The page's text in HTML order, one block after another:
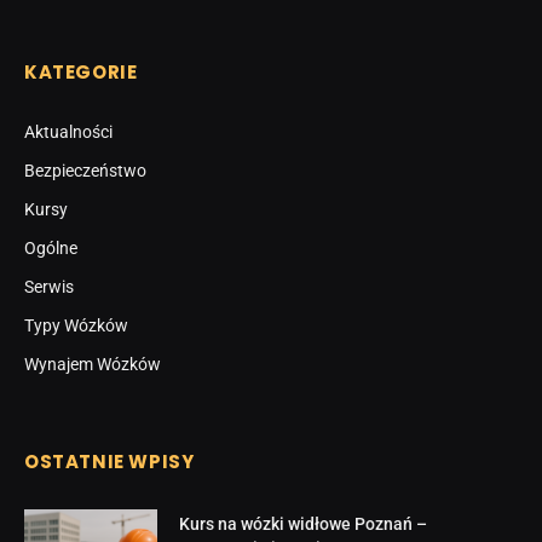
KATEGORIE
Aktualności
Bezpieczeństwo
Kursy
Ogólne
Serwis
Typy Wózków
Wynajem Wózków
OSTATNIE WPISY
Kurs na wózki widłowe Poznań –